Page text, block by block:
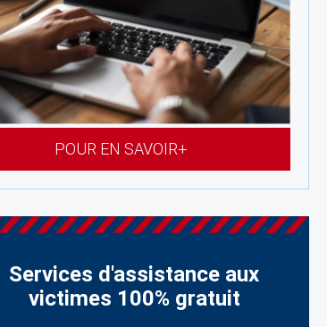
POUR EN SAVOIR+
Services d'assistance aux
victimes 100% gratuit